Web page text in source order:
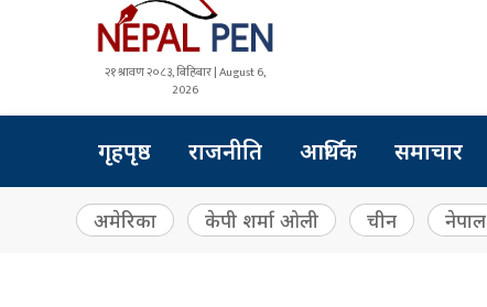
२१ श्रावण २०८३, बिहिबार | August 6,
2026
गृहपृष्ठ राजनीति आर्थिक समाचार
अमेरिका केपी शर्मा ओली चीन नेपाल